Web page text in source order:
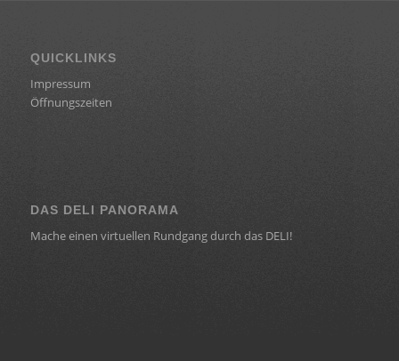
QUICKLINKS
Impressum
Öffnungszeiten
DAS DELI PANORAMA
Mache einen virtuellen Rundgang durch das DELI!